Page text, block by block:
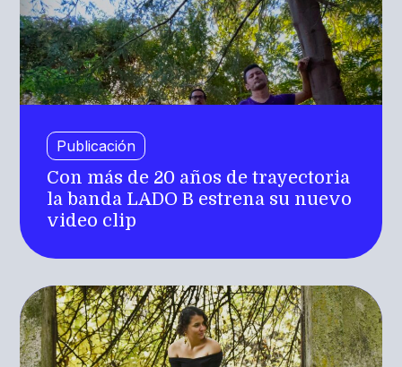
Publicación
Con más de 20 años de trayectoria
la banda LADO B estrena su nuevo
video clip